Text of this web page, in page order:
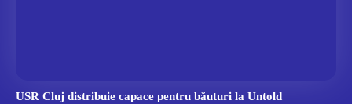
USR Cluj distribuie capace pentru băuturi la Untold